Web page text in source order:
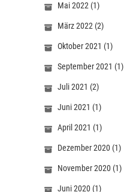
Mai 2022 (1)
März 2022 (2)
Oktober 2021 (1)
September 2021 (1)
Juli 2021 (2)
Juni 2021 (1)
April 2021 (1)
Dezember 2020 (1)
November 2020 (1)
Juni 2020 (1)